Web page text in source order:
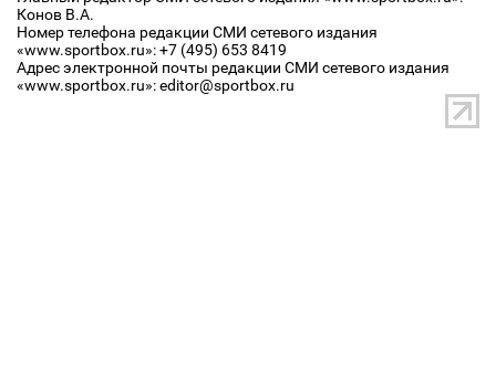
Конов В.А.
Номер телефона редакции СМИ сетевого издания
«www.sportbox.ru»: +7 (495) 653 8419
Адрес электронной почты редакции СМИ сетевого издания
«www.sportbox.ru»: editor@sportbox.ru